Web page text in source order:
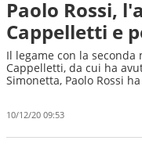
Paolo Rossi,
Cappelletti e
Il legame con la seconda
Cappelletti, da cui ha
Simonetta, Paolo Rossi
10/12/20 09:53